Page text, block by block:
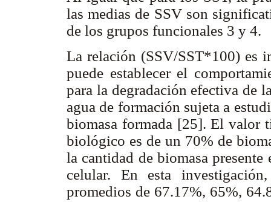
las medias de SSV son
de los grupos funcionales 3 y 4.
La relación (SSV/SST*100) es
puede establecer el
para la degradación efectiva de
agua de formación sujeta a
biomasa formada [25]. El valor
biológico es de un 70% de
la cantidad de biomasa
celular. En esta
promedios de 67.17%, 65%,